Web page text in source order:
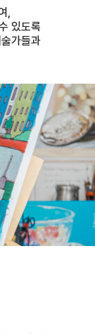
,
있도록
가들과